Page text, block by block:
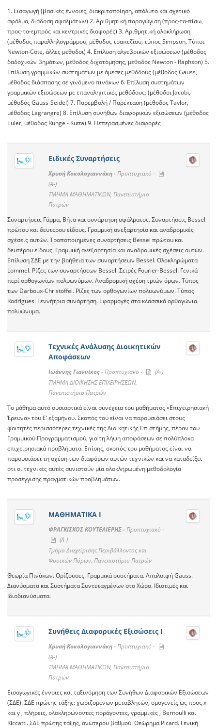
1. Εισαγωγή (βασικές έννοιες, διακριτοποίηση, απόλυτο και σχετικό
σφάλμα, διάδοση σφαλμάτων) 2. Αριθμητική παραγώγιση (προς-τα-πίσω,
προς-τα-εμπρός και κεντρικές διαφορές) 3. Αριθμητική ολοκλήρωση
(μέθοδος παραλληλογράμμου, μέθοδος τραπεζίου, τύπος Simpson, Τύποι
Newton-Cote, άλλες μέθοδοι) 4. Επίλυση αλγεβρικών εξισώσεων (μέθοδος
δαδοχικών βημάτων, μέθοδος διχοτόμησης, μέθοδος Newton - Raphson) 5.
Επίλυση γραμμικών συστημάτων με άμεσες μεθόδους (μέθοδος Gauss,
μέθοδος διάσπασης σε γινόμενο πινάκων 6. Επίλυση συστημάτων
γραμμικών εξισώσεων με επαναληπτικές μεθόδους: (μέθοδοι Jacobi,
μέθοδος Gauss-Seidel) 7. Παρεμβολή / Παρέκταση (μέθοδος Taylor,
μέθοδος Lagrangre) 8. Επίλυση συνήθων διαφορικών εξισώσεων (μέθοδος
Euler, μέθοδος Runge - Kutta) 9. Πεπερασμένες διαφορές
Ειδικές Συναρτήσεις
Χρυσή Κοκολογιαννάκη -Προπτυχιακό -
(A-)
ΤΜΗΜΑ ΜΑΘΗΜΑΤΙΚΩΝ, Πανεπιστήμιο
Πατρών
Συναρτήσεις Γάμμα, Βήτα και συνάρτηση σφάλματος. Συναρτήσεις Bessel
πρώτου και δευτέρου είδους. Γραμμική ανεξαρτησία και αναδρομικές
σχέσεις αυτών. Τροποποιημένες συναρτήσεις Bessel πρώτου και
δευτέρου είδους. Γραμμική ανεξαρτησία και αναδρομικές σχέσεις αυτών.
Επίλυση ΣΔΕ με την βοήθεια των συναρτήσεων Bessel. Ολοκληρώματα
Lommel. Ρίζες των συναρτήσεων Bessel. Σειρές Fourier-Bessel. Γενικά
περί ορθογωνίων πολυωνύμων. Αναδρομική σχέση τριών όρων. Τύπος
των Darboux-Christoffel. Ρίζες των ορθογωνίων πολυωνύμων. Τύπος
Rodrigues. Γεννήτρια συνάρτηση. Εφαρμογές στα κλασσικά ορθογώνια.
πολυώνυμα.
Τεχνικές Ανάλυσης Διοικητικών
Αποφάσεων
Ιωάννης Γιαννίκος -Προπτυχιακό -
(A-)
ΤΜΗΜΑ ΔΙΟΙΚΗΣΗΣ ΕΠΙΧΕΙΡΗΣΕΩΝ,
Πανεπιστήμιο Πατρών
Το μάθημα αυτό ουσιαστικά είναι συνέχεια του μαθήματος «Επιχειρησιακή
Έρευνα» του Ε’ εξαμήνου. Σκοπός του είναι να παρουσιάσει στους
φοιτητές περισσότερες τεχνικές της Διοικητικής Επιστήμης, πέραν του
Γραμμικού Προγραμματισμού, για τη λήψη αποφάσεων σε πολύπλοκα
επιχειρησιακά προβλήματα. Επίσης, σκοπός του μαθήματος είναι να
παρουσιάσει τη σχέση των διαφόρων αυτών τεχνικών και να καταδείξει
ότι οι τεχνικές αυτές συνιστούν μία ολοκληρωμένη μεθοδολογία
προσέγγισης πραγματικών προβλημάτων.
ΜΑΘΗΜΑΤΙΚΑ Ι
ΦΡΑΓΚΙΣΚΟΣ ΚΟΥΤΕΛΙΕΡΗΣ -Προπτυχιακό -
(A-)
Τμήμα Διαχείρισης Περιβάλλοντος και
Φυσικών Πόρων, Πανεπιστήμιο Πατρών
Θεωρία Πινάκων. Ορίζουσες. Γραμμικά συστήματα. Απαλοιφή Gauss.
Διανύσματα και Συστήματα Συντεταγμένων στο Χώρο. Ιδιοτιμές και
Ιδιοδιανύσματα.
Συνήθεις Διαφορικές Εξισώσεις Ι
Χρυσή Κοκολογιαννάκη -Προπτυχιακό -
(A-)
ΤMHMA MAΘΗMATIKΩΝ, Πανεπιστήμιο
Πατρών
Εισαγωγικές έννοιες και ταξινόμηση των Συνήθων Διαφορικών Εξισώσεων
(ΣΔΕ). ΣΔΕ πρώτης τάξης: χωριζομένων μεταβλητών, ομογενείς ως προς x
και y , πλήρεις, ολοκληρώνοντες ποράγοντες, γραμμικές , Bernoulli και
Riccatti. ΣΔΕ πρώτης τάξης, ανώτερου βαθμού. Θεώρημα Picard. Γενική